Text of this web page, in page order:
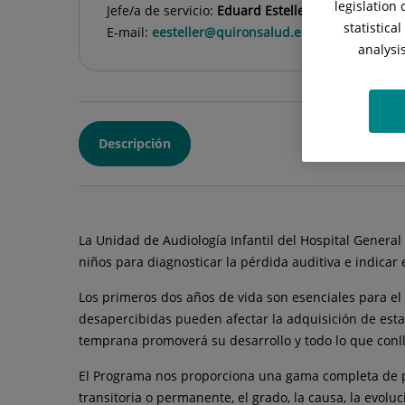
Jefe/a de servicio: Eduard Esteller
E-mail: eesteller@quironsalud.es
Descripción
La Unidad de Audiología Infantil del Hospital
niños para diagnosticar la pérdida auditiva e indicar
Los primeros dos años de vida son esenciales para
desapercibidas pueden afectar la adquisición de
temprana promoverá su desarrollo y todo lo que
El Programa nos proporciona una gama completa
transitoria o permanente, el grado, la causa, la
legislation
statistical